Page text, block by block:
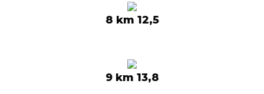
8 km 12,5
9 km 13,8